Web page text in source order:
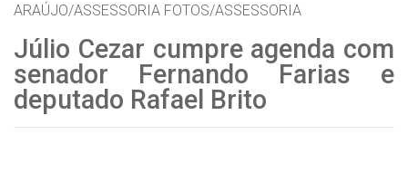
ARAÚJO/ASSESSORIA FOTOS/ASSESSORIA
Júlio Cezar cumpre agenda com
senador Fernando Farias e
deputado Rafael Brito